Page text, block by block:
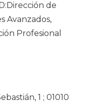
de
Avanzados,
Profesional
1 ; 01010